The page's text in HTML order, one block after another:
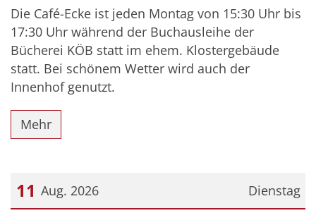
Die Café-Ecke ist jeden Montag von 15:30 Uhr bis
17:30 Uhr während der Buchausleihe der
Bücherei KÖB statt im ehem. Klostergebäude
statt. Bei schönem Wetter wird auch der
Innenhof genutzt.
Mehr
Dienstag
11 Aug. 2026